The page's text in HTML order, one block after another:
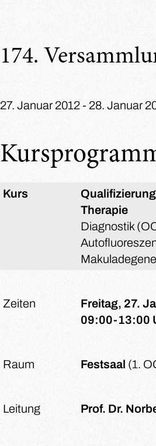
174.
27. Januar 2012 - 28. Januar
Kurs
Therapie
Diagnostik
Zeiten
Freitag, 27.
09:00-13:00
Raum Festsaal (1.
Leitung Prof. Dr.